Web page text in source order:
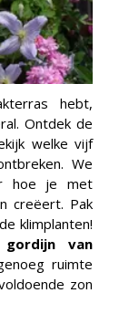
hebt,
Ontdek de
welke vijf
We
hoe je met
creëert. Pak
klimplanten!
van
ruimte
zon